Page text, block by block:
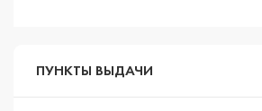
ПУНКТЫ ВЫДАЧИ